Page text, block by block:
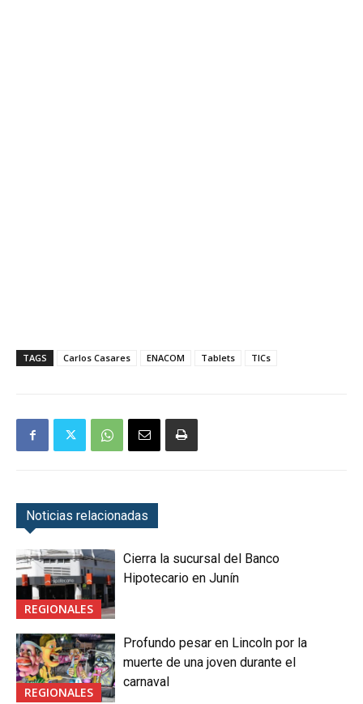
TAGS Carlos Casares ENACOM Tablets TICs
Noticias relacionadas
REGIONALES
Cierra la sucursal del Banco
Hipotecario en Junín
REGIONALES
Profundo pesar en Lincoln por la
muerte de una joven durante el
carnaval